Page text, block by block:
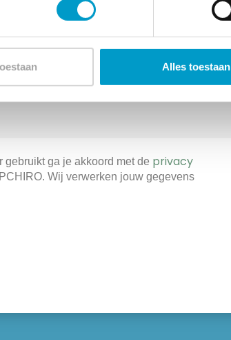
Alles toestaan
Telefoon
*
gebruikt ga je akkoord met de privacy
Wij verwerken jouw gegevens